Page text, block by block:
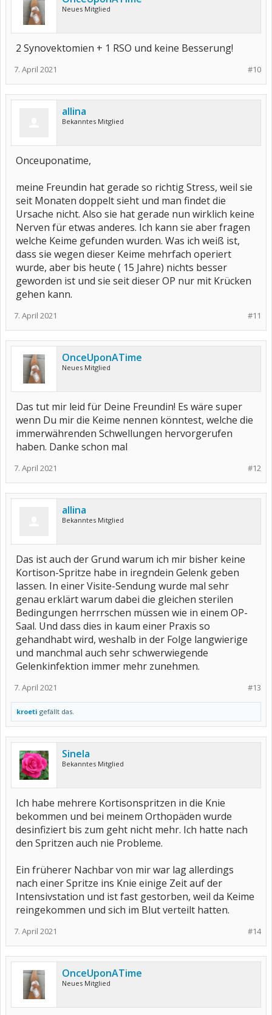
Neues Mitglied
2 Synovektomien + 1 RSO und keine Besserung!
#10
7. April 2021
allina
Bekanntes Mitglied
Onceuponatime,
meine Freundin hat gerade so richtig Stress, weil sie
seit Monaten doppelt sieht und man findet die
Ursache nicht. Also sie hat gerade nun wirklich keine
Nerven für etwas anderes. Ich kann sie aber fragen
welche Keime gefunden wurden. Was ich weiß ist,
dass sie wegen dieser Keime mehrfach operiert
wurde, aber bis heute ( 15 Jahre) nichts besser
geworden ist und sie seit dieser OP nur mit Krücken
gehen kann.
#11
7. April 2021
OnceUponATime
Neues Mitglied
Das tut mir leid für Deine Freundin! Es wäre super
wenn Du mir die Keime nennen könntest, welche die
immerwährenden Schwellungen hervorgerufen
haben. Danke schon mal
#12
7. April 2021
allina
Bekanntes Mitglied
Das ist auch der Grund warum ich mir bisher keine
Kortison-Spritze habe in iregndein Gelenk geben
lassen. In einer Visite-Sendung wurde mal sehr
genau erklärt warum dabei die gleichen sterilen
Bedingungen herrrschen müssen wie in einem OP-
Saal. Und dass dies in kaum einer Praxis so
gehandhabt wird, weshalb in der Folge langwierige
und manchmal auch sehr schwerwiegende
Gelenkinfektion immer mehr zunehmen.
#13
7. April 2021
kroeti gefällt das.
Sinela
Bekanntes Mitglied
Ich habe mehrere Kortisonspritzen in die Knie
bekommen und bei meinem Orthopäden wurde
desinfiziert bis zum geht nicht mehr. Ich hatte nach
den Spritzen auch nie Probleme.
Ein früherer Nachbar von mir war lag allerdings
nach einer Spritze ins Knie einige Zeit auf der
Intensivstation und ist fast gestorben, weil da Keime
reingekommen und sich im Blut verteilt hatten.
#14
7. April 2021
OnceUponATime
Neues Mitglied